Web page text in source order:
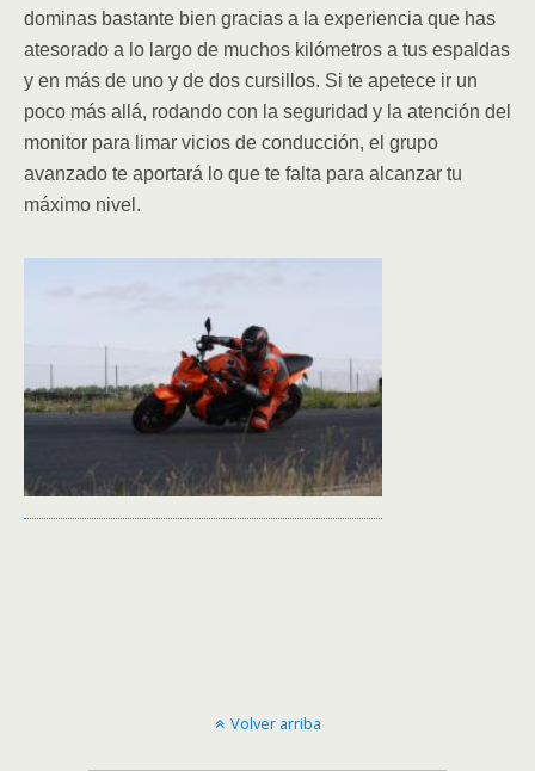
dominas bastante bien gracias a la experiencia que has
atesorado a lo largo de muchos kilómetros a tus espaldas
y en más de uno y de dos cursillos. Si te apetece ir un
poco más allá, rodando con la seguridad y la atención del
monitor para limar vicios de conducción, el grupo
avanzado te aportará lo que te falta para alcanzar tu
máximo nivel.
Volver arriba